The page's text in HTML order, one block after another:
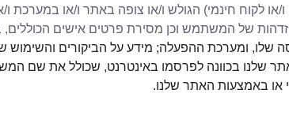
ו/או לקוח חינמי) הגולש ו/או צופה באתר ו/או
של המשתמש וכן מסירת פרטים אישים
שלו, ומערכת ההפעלה; מידע על הביקורים
בכוונה לפרסמו באינטרנט, שכולל את שם
או באמצעות האתר שלנו.